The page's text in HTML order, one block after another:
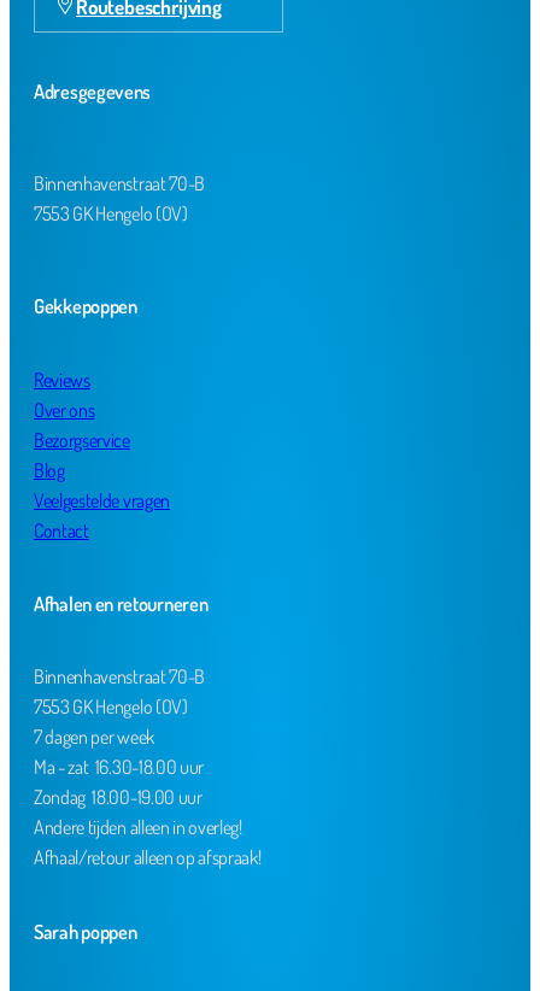
Routebeschrijving
Adresgegevens
Binnenhavenstraat 70-B
7553 GK Hengelo (OV)
Gekkepoppen
Reviews
Over ons
Bezorgservice
Blog
Veelgestelde vragen
Contact
Afhalen en retourneren
Binnenhavenstraat 70-B
7553 GK Hengelo (OV)
7 dagen per week
Ma - zat 16.30-18.00 uur
Zondag 18.00-19.00 uur
Andere tijden alleen in overleg!
Afhaal/retour alleen op afspraak!
Sarah poppen